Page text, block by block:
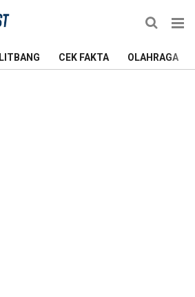
LITBANG CEK FAKTA OLAHRAGA